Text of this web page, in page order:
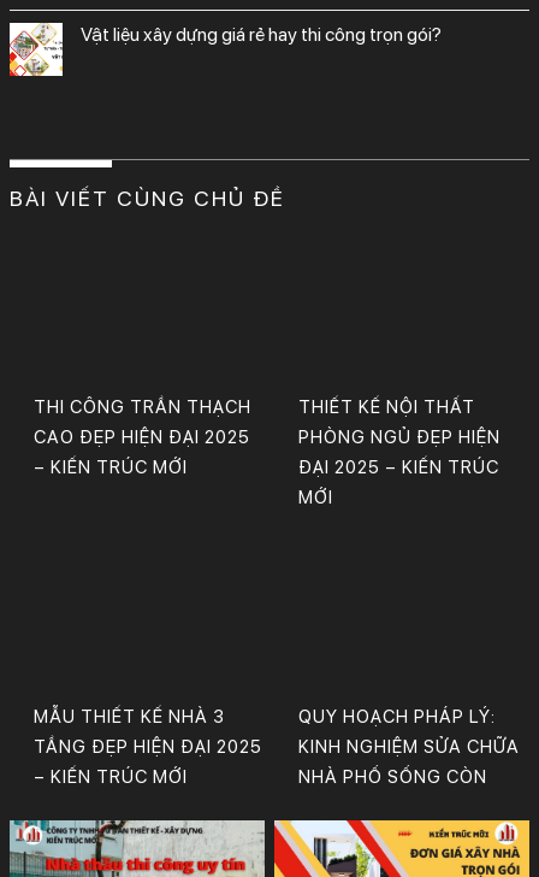
vật liệu xây dựng giá rẻ hay thi công trọn gói?
BÀI VIẾT CÙNG CHỦ ĐỀ
THI CÔNG TRẦN THẠCH
CAO ĐẸP HIỆN ĐẠI 2025
– KIẾN TRÚC MỚI
THIẾT KẾ NỘI THẤT
PHÒNG NGỦ ĐẸP HIỆN
ĐẠI 2025 – KIẾN TRÚC
MỚI
MẪU THIẾT KẾ NHÀ 3
TẦNG ĐẸP HIỆN ĐẠI 2025
– KIẾN TRÚC MỚI
QUY HOẠCH PHÁP LÝ:
KINH NGHIỆM SỬA CHỮA
NHÀ PHỐ SỐNG CÒN